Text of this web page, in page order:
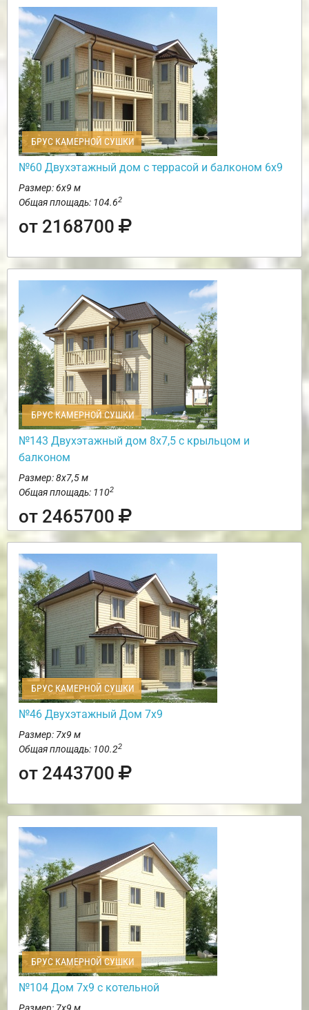
БРУС КАМЕРНОЙ СУШКИ
№60 Двухэтажный дом с террасой и балконом 6х9
Размер: 6х9 м
Общая площадь: 104.62
от 2168700
БРУС КАМЕРНОЙ СУШКИ
№143 Двухэтажный дом 8х7,5 с крыльцом и
балконом
Размер: 8х7,5 м
Общая площадь: 1102
от 2465700
БРУС КАМЕРНОЙ СУШКИ
№46 Двухэтажный Дом 7х9
Размер: 7х9 м
Общая площадь: 100.22
от 2443700
БРУС КАМЕРНОЙ СУШКИ
№104 Дом 7х9 с котельной